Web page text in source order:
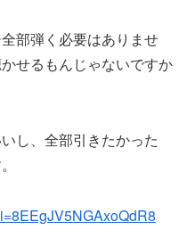
部弾く必要はありませ
せるもんじゃないですか
し、全部引きたかった